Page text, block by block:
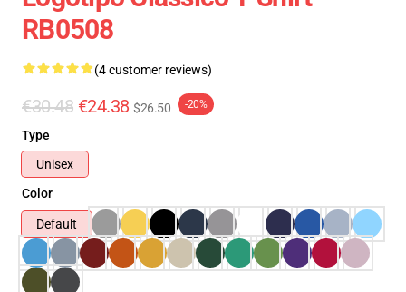
RB0508
(4 customer reviews)
€30.48 €24.38 $26.50 -20%
Type
Unisex
Color
Default